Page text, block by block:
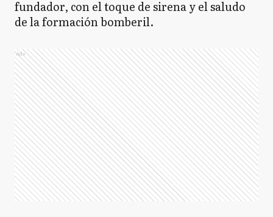
fundador, con el toque de sirena y el saludo
de la formación bomberil.
Ads